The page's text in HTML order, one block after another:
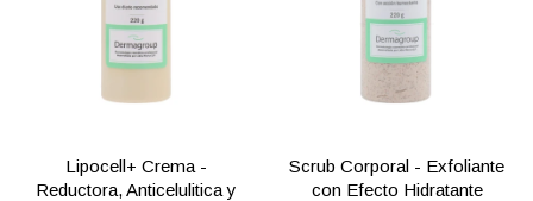
Lipocell+ Crema -
Reductora, Anticelulitica y
Scrub Corporal - Exfoliante
con Efecto Hidratante